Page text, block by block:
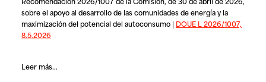
sobre el apoyo al desarrollo de las comunidades de energía y la
maximización del potencial del autoconsumo | DOUE L 2026/1007,
8.5.2026
Leer más...